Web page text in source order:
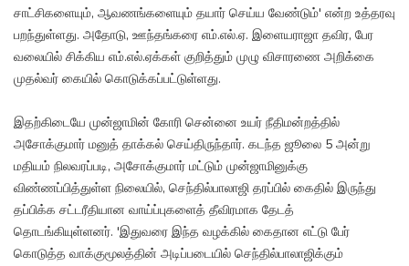
சாட்சிகளையும், ஆவணங்களையும் தயார் செய்ய வேண்டும்' என்ற உத்தரவு
பறந்துள்ளது. அதோடு, ஊந்தங்கரை எம்.எல்.ஏ. இளையராஜா தவிர, பேர
வலையில் சிக்கிய எம்.எல்.ஏக்கள் குறித்தும் முழு விசாரணை அறிக்கை
முதல்வர் கையில் கொடுக்கப்பட்டுள்ளது.
இதற்கிடையே முன்ஜாமின் கோரி சென்னை உயர் நீதிமன்றத்தில்
அசோக்குமார் மனுத் தாக்கல் செய்திருந்தார். கடந்த ஜூலை 5 அன்று
மதியம் நிலவரப்படி, அசோக்குமார் மட்டும் முன்ஜாமினுக்கு
விண்ணப்பித்துள்ள நிலையில், செந்தில்பாலாஜி தரப்பில் கைதில் இருந்து
தப்பிக்க சட்டரீதியான வாய்ப்புகளைத் தீவிரமாக தேடத்
தொடங்கியுள்ளனர். 'இதுவரை இந்த வழக்கில் கைதான எட்டு பேர்
கொடுத்த வாக்குமூலத்தின் அடிப்படையில் செந்தில்பாலாஜிக்கும்